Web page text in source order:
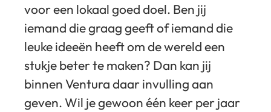
voor een lokaal goed doel. Ben jij
iemand die graag geeft of iemand die
leuke ideeën heeft om de wereld een
stukje beter te maken? Dan kan jij
binnen Ventura daar invulling aan
geven. Wil je gewoon één keer per jaar